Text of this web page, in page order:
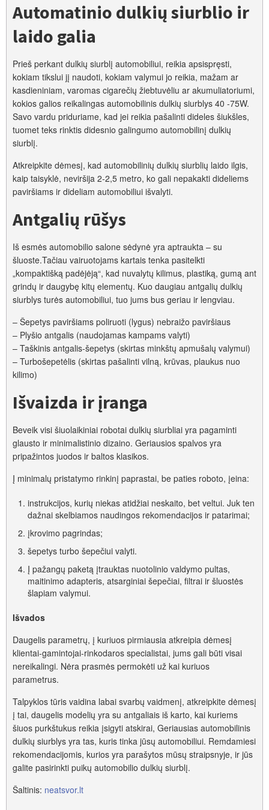
Automatinio dulkių siurblio ir
laido galia
Prieš perkant dulkių siurblį automobiliui, reikia apsispręsti,
kokiam tikslui jį naudoti, kokiam valymui jo reikia, mažam ar
kasdieniniam, varomas cigarečių žiebtuvėliu ar akumuliatoriumi,
kokios galios reikalingas automobilinis dulkių siurblys 40 -75W.
Savo vardu priduriame, kad jei reikia pašalinti dideles šiukšles,
tuomet teks rinktis didesnio galingumo automobilinį dulkių
siurblį.
Atkreipkite dėmesį, kad automobilinių dulkių siurblių laido ilgis,
kaip taisyklė, neviršija 2-2,5 metro, ko gali nepakakti dideliems
paviršiams ir dideliam automobiliui išvalyti.
Antgalių rūšys
Iš esmės automobilio salone sėdynė yra aptraukta – su
šluoste.Tačiau vairuotojams kartais tenka pasitelkti
„kompaktišką padėjėją“, kad nuvalytų kilimus, plastiką, gumą ant
grindų ir daugybę kitų elementų. Kuo daugiau antgalių dulkių
siurblys turės automobiliui, tuo jums bus geriau ir lengviau.
– Šepetys paviršiams poliruoti (lygus) nebraižo paviršiaus
– Plyšio antgalis (naudojamas kampams valyti)
– Taškinis antgalis-šepetys (skirtas minkštų apmušalų valymui)
– Turbošepetėlis (skirtas pašalinti vilną, krūvas, plaukus nuo
kilimo)
Išvaizda ir įranga
Beveik visi šiuolaikiniai robotai dulkių siurbliai yra pagaminti
glausto ir minimalistinio dizaino. Geriausios spalvos yra
pripažintos juodos ir baltos klasikos.
Į minimalų pristatymo rinkinį paprastai, be paties roboto, įeina:
instrukcijos, kurių niekas atidžiai neskaito, bet veltui. Juk ten
dažnai skelbiamos naudingos rekomendacijos ir patarimai;
įkrovimo pagrindas;
šepetys turbo šepečiui valyti.
Į pažangų paketą įtrauktas nuotolinio valdymo pultas,
maitinimo adapteris, atsarginiai šepečiai, filtrai ir šluostės
šlapiam valymui.
Išvados
Daugelis parametrų, į kuriuos pirmiausia atkreipia dėmesį
klientai-gamintojai-rinkodaros specialistai, jums gali būti visai
nereikalingi. Nėra prasmės permokėti už kai kuriuos
parametrus.
Talpyklos tūris vaidina labai svarbų vaidmenį, atkreipkite dėmesį
į tai, daugelis modelių yra su antgaliais iš karto, kai kuriems
šiuos purkštukus reikia įsigyti atskirai, Geriausias automobilinis
dulkių siurblys yra tas, kuris tinka jūsų automobiliui. Remdamiesi
rekomendacijomis, kurios yra parašytos mūsų straipsnyje, ir jūs
galite pasirinkti puikų automobilio dulkių siurblį.
Šaltinis: neatsvor.lt